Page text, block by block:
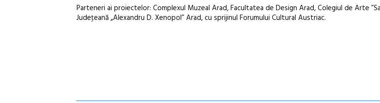
Parteneri ai proiectelor: Complexul Muzeal Arad, Facultatea de Design Arad, Colegiul de Arte
Judeţeană „Alexandru D. Xenopol” Arad, cu sprijinul Forumului Cultural Austriac.